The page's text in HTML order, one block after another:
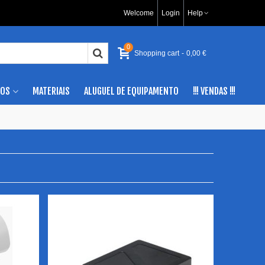
Welcome Login Help
0
Shopping cart - 0,00 €
MATERIAIS ALUGUEL DE EQUIPAMENTO !!! VENDAS !!!